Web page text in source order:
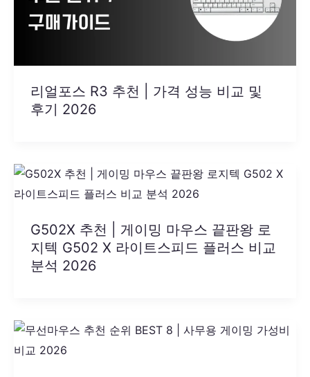
리얼포스 R3 추천 | 가격 성능 비교 및
후기 2026
G502X 추천 | 게이밍 마우스 끝판왕 로
지텍 G502 X 라이트스피드 플러스 비교
분석 2026